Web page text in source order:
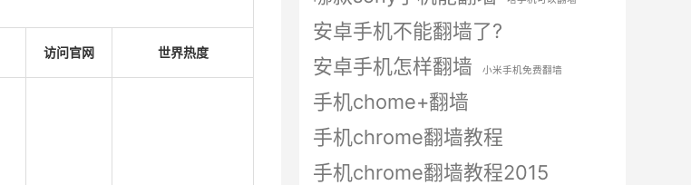
访问官网 世界热度
安卓手机不能翻墙了?
安卓手机怎样翻墙
小米手机免费翻墙
手机chome+翻墙
手机chrome翻墙教程
手机chrome翻墙教程2015